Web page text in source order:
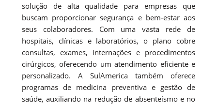
solução de alta qualidade para empresas que
buscam proporcionar segurança e bem-estar aos
seus colaboradores. Com uma vasta rede de
hospitais, clínicas e laboratórios, o plano cobre
consultas, exames, internações e procedimentos
cirúrgicos, oferecendo um atendimento eficiente e
personalizado. A SulAmerica também oferece
programas de medicina preventiva e gestão de
saúde, auxiliando na redução de absenteísmo e no